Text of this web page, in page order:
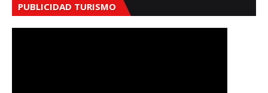
PUBLICIDAD TURISMO